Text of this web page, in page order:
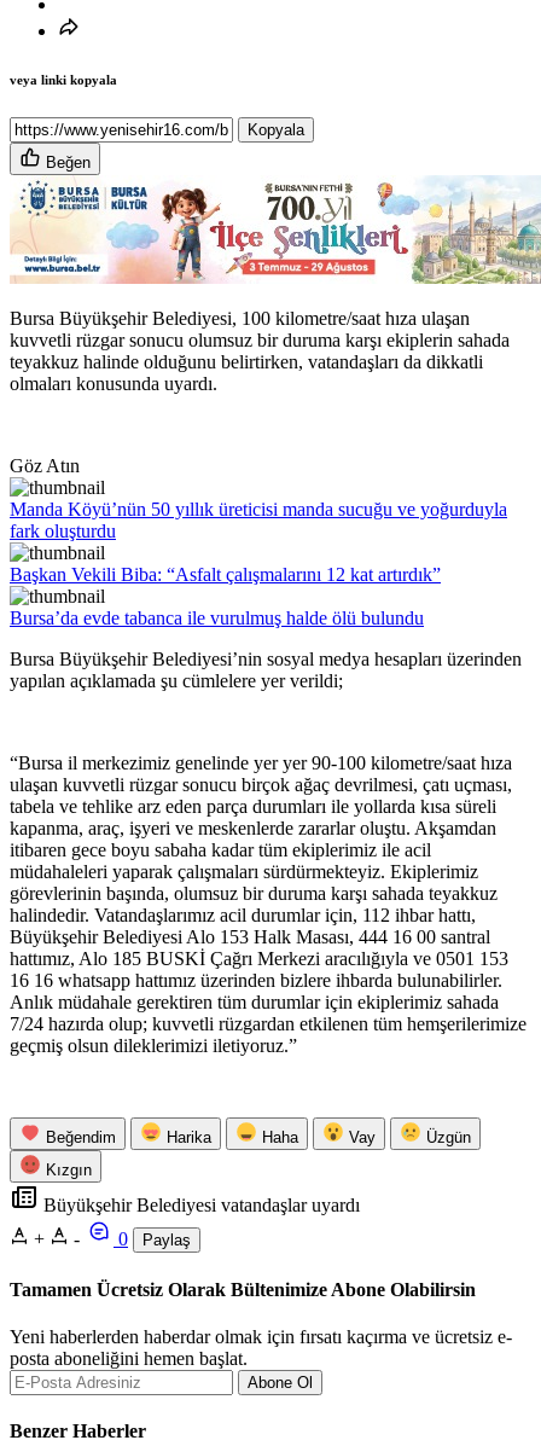
veya linki kopyala
Kopyala
Beğen
Bursa Büyükşehir Belediyesi, 100 kilometre/saat hıza ulaşan
kuvvetli rüzgar sonucu olumsuz bir duruma karşı ekiplerin sahada
teyakkuz halinde olduğunu belirtirken, vatandaşları da dikkatli
olmaları konusunda uyardı.
Göz Atın
Manda Köyü’nün 50 yıllık üreticisi manda sucuğu ve yoğurduyla
fark oluşturdu
Başkan Vekili Biba: “Asfalt çalışmalarını 12 kat artırdık”
Bursa’da evde tabanca ile vurulmuş halde ölü bulundu
Bursa Büyükşehir Belediyesi’nin sosyal medya hesapları üzerinden
yapılan açıklamada şu cümlelere yer verildi;
“Bursa il merkezimiz genelinde yer yer 90-100 kilometre/saat hıza
ulaşan kuvvetli rüzgar sonucu birçok ağaç devrilmesi, çatı uçması,
tabela ve tehlike arz eden parça durumları ile yollarda kısa süreli
kapanma, araç, işyeri ve meskenlerde zararlar oluştu. Akşamdan
itibaren gece boyu sabaha kadar tüm ekiplerimiz ile acil
müdahaleleri yaparak çalışmaları sürdürmekteyiz. Ekiplerimiz
görevlerinin başında, olumsuz bir duruma karşı sahada teyakkuz
halindedir. Vatandaşlarımız acil durumlar için, 112 ihbar hattı,
Büyükşehir Belediyesi Alo 153 Halk Masası, 444 16 00 santral
hattımız, Alo 185 BUSKİ Çağrı Merkezi aracılığıyla ve 0501 153
16 16 whatsapp hattımız üzerinden bizlere ihbarda bulunabilirler.
Anlık müdahale gerektiren tüm durumlar için ekiplerimiz sahada
7/24 hazırda olup; kuvvetli rüzgardan etkilenen tüm hemşerilerimize
geçmiş olsun dileklerimizi iletiyoruz.”
Beğendim Harika Haha Vay
Üzgün
Kızgın
Büyükşehir Belediyesi vatandaşlar uyardı
+
- 0 Paylaş
Tamamen Ücretsiz Olarak Bültenimize Abone Olabilirsin
Yeni haberlerden haberdar olmak için fırsatı kaçırma ve ücretsiz e-
posta aboneliğini hemen başlat.
Abone Ol
Benzer Haberler